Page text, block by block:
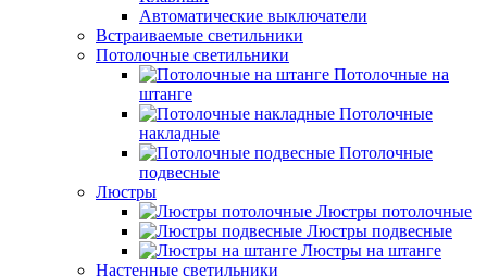
Автоматические выключатели
Встраиваемые светильники
Потолочные светильники
Потолочные на
штанге
Потолочные
накладные
Потолочные
подвесные
Люстры
Люстры потолочные
Люстры подвесные
Люстры на штанге
Настенные светильники